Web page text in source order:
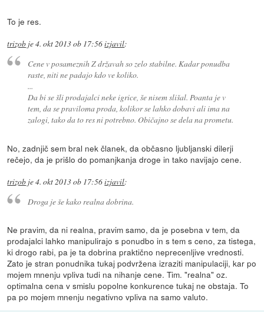
To je res.
trizob je4. okt 2013 ob 17:56izjavil:
Cene v posameznih Z državah so zelo stabilne. Kadar ponudba
raste, niti ne padajo kdo ve koliko.
...
Da bi se šli prodajalci neke igrice, še nisem slišal. Poanta je v
tem, da se praviloma proda, kolikor se lahko dobavi ali ima na
zalogi, tako da to res ni potrebno. Običajno se dela na prometu.
No, zadnjič sem bral nek članek, da občasno ljubljanski dilerji
rečejo, da je prišlo do pomanjkanja droge in tako navijajo cene.
trizob je4. okt 2013 ob 17:56izjavil:
Droga je še kako realna dobrina.
Ne pravim, da ni realna, pravim samo, da je posebna v tem, da
prodajalci lahko manipulirajo s ponudbo in s tem s ceno, za tistega,
ki drogo rabi, pa je ta dobrina praktično neprecenljive vrednosti.
Zato je stran ponudnika tukaj podvržena izraziti manipulaciji, kar po
mojem mnenju vpliva tudi na nihanje cene. Tim. "realna" oz.
optimalna cena v smislu popolne konkurence tukaj ne obstaja. To
pa po mojem mnenju negativno vpliva na samo valuto.